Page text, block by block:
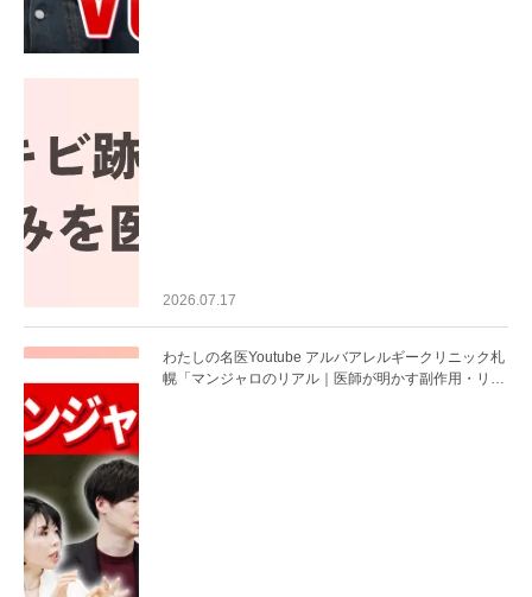
2026.07.17
わたしの名医Youtube アルバアレルギークリニック札
幌「マンジャロのリアル｜医師が明かす副作用・リバ